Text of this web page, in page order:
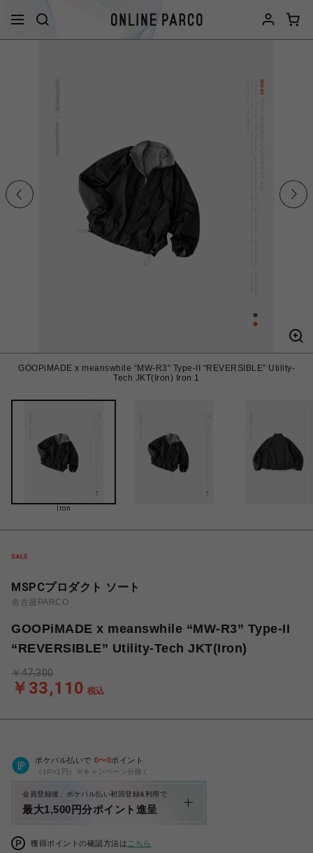
GOOPiMADE x meanswhile “MW-R3” Type-II “REVERSIBLE” Utility-
Tech JKT(Iron) Iron 1
Iron
MSPCプロダクト ソート
名古屋PARCO
GOOPiMADE x meanswhile “MW-R3” Type-II
“REVERSIBLE” Utility-Tech JKT(Iron)
￥33,110 税込
￥47,300
ポケパル払いで 0〜0ポイント
（1P=1円）※キャンペーン分除く
会員登録後、ポケパル払い初回登録&利用で
最大1,500円分ポイント進呈
獲得ポイントの確認方法は こちら